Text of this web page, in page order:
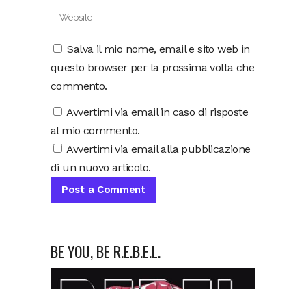
Salva il mio nome, email e sito web in
questo browser per la prossima volta che
commento.
Avvertimi via email in caso di risposte
al mio commento.
Avvertimi via email alla pubblicazione
di un nuovo articolo.
BE YOU, BE R.E.B.E.L.